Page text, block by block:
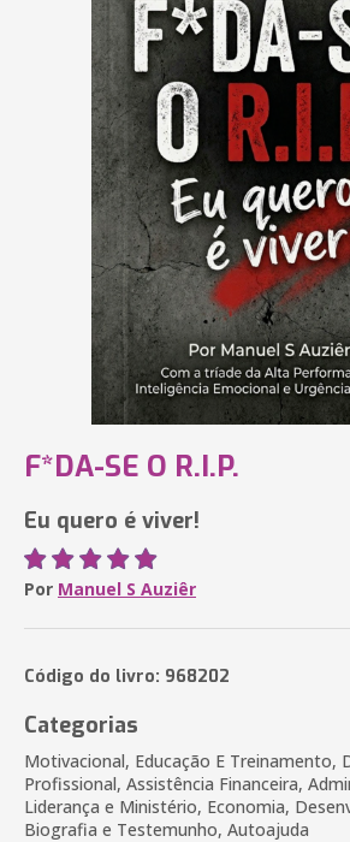
F*DA-SE O R.I.P.
Eu quero é viver!
Por Manuel S Auziêr
Código do livro: 968202
Categorias
Motivacional, Educação E Treinamento,
Profissional, Assistência Financeira,
Liderança e Ministério, Economia,
Biografia e Testemunho, Autoajuda